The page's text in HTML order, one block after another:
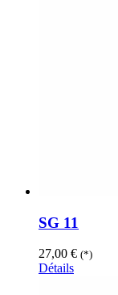
SG 11
27,00 € (*)
Détails